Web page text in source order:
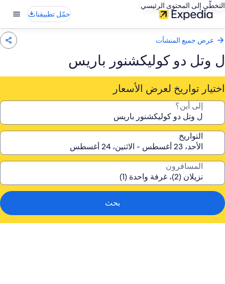
التخطّي إلى المحتوى الرئيسي
حمّل تطبيقنا
عرض جميع المنشآت
ل وتل دو كوليكشنور باريس
اختيار تواريخ لعرض الأسعار
إلى أين؟
التواريخ
المسافرون
بحث